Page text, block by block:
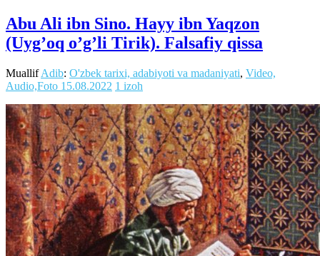
Abu Ali ibn Sino. Hayy ibn Yaqzon
(Uyg’oq o’g’li Tirik). Falsafiy qissa
MuallifAdib: O'zbek tarixi, adabiyoti va madaniyati, Video,
Audio,Foto 15.08.2022 1 izoh